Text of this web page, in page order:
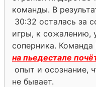
команды. В
30:32 осталась за
игры, к сожалению,
соперника.
на пьедестале
опыт и осознание,
не бывает.